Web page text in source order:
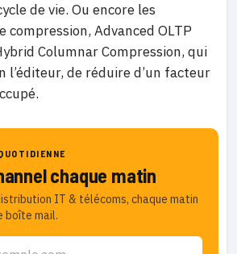
de vie. Ou encore les
compression, Advanced OLTP
Columnar Compression, qui
l’éditeur, de réduire d’un facteur
chaque matin
IT & télécoms, chaque matin
boîte mail.